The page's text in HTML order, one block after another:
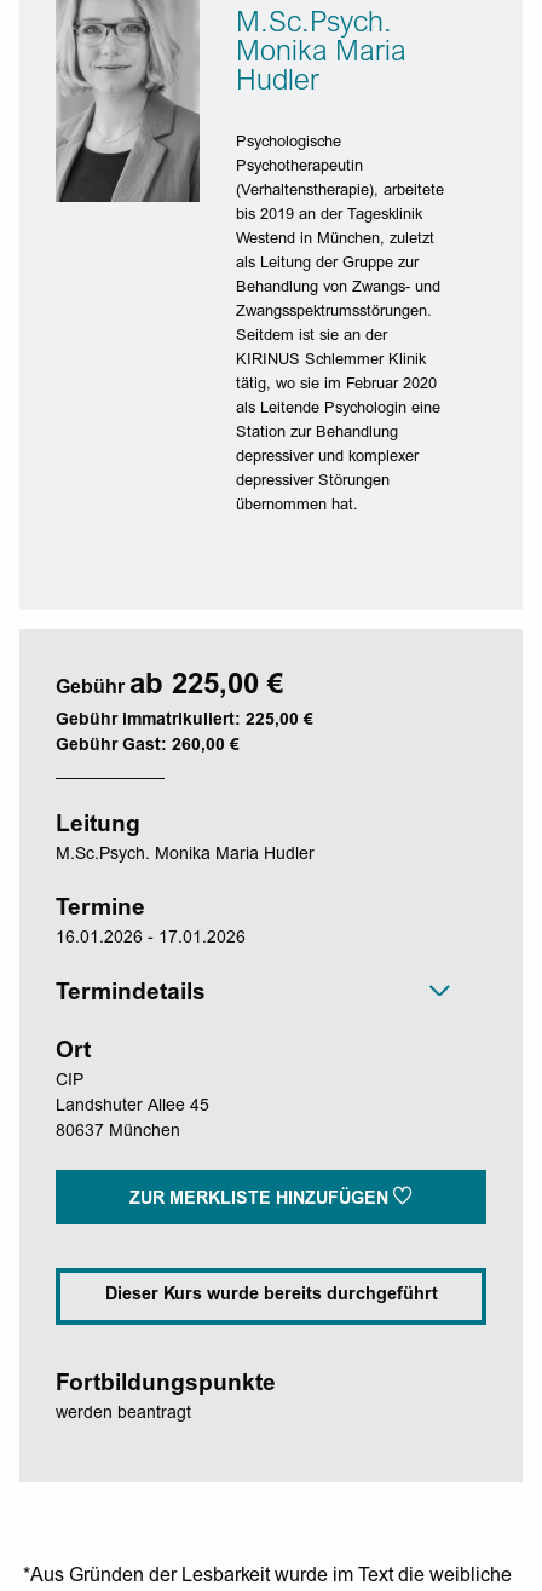
M.Sc.Psych.
Monika Maria
Hudler
Psychologische
Psychotherapeutin
(Verhaltenstherapie), arbeitete
bis 2019 an der Tagesklinik
Westend in München, zuletzt
als Leitung der Gruppe zur
Behandlung von Zwangs- und
Zwangsspektrumsstörungen.
Seitdem ist sie an der
KIRINUS Schlemmer Klinik
tätig, wo sie im Februar 2020
als Leitende Psychologin eine
Station zur Behandlung
depressiver und komplexer
depressiver Störungen
übernommen hat.
Gebühr ab 225,00 €
Gebühr immatrikuliert: 225,00 €
Gebühr Gast: 260,00 €
Leitung
M.Sc.Psych. Monika Maria Hudler
Termine
16.01.2026 - 17.01.2026
Termindetails
Ort
CIP
Landshuter Allee 45
80637 München
ZUR MERKLISTE HINZUFÜGEN
Dieser Kurs wurde bereits durchgeführt
Fortbildungspunkte
werden beantragt
*Aus Gründen der Lesbarkeit wurde im Text die weibliche